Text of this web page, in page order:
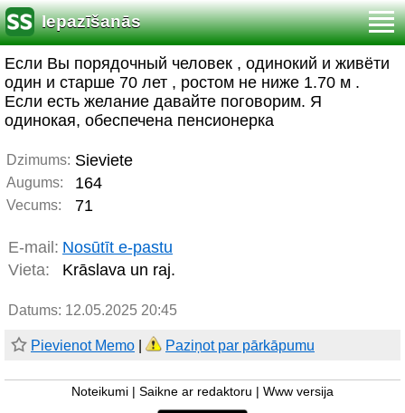
Iepazīšanās
Если Вы порядочный человек , одинокий и живёти
один и старше 70 лет , ростом не ниже 1.70 м .
Если есть желание давайте поговорим. Я
одинокая, обеспечена пенсионерка
Dzimums: Sieviete
Augums: 164
Vecums: 71
E-mail: Nosūtīt e-pastu
Vieta:
Krāslava un raj.
Datums: 12.05.2025 20:45
Pievienot Memo Paziņot par pārkāpumu
Noteikumi Saikne ar redaktoru Www versija